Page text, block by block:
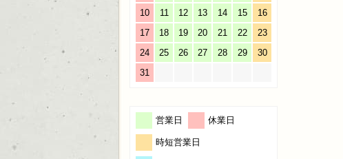
10
11 12 13 14 15
16
17
18 19 20 21 22
23
24
25 26 27 28 29
30
31
営業日 休業日
時短営業日